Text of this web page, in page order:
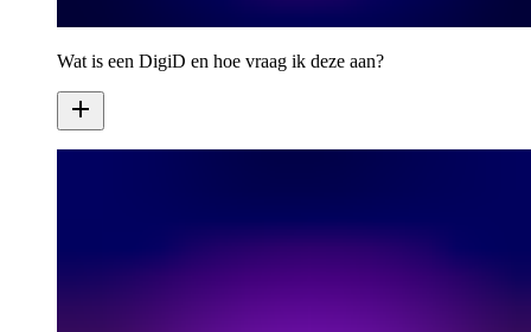
Wat is een DigiD en hoe vraag ik deze aan?